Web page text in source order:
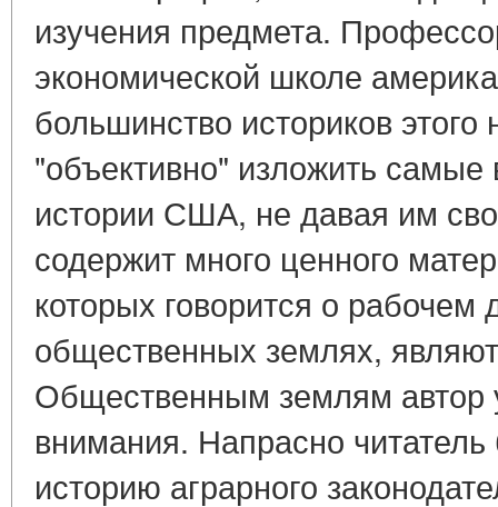
изучения предмета.
экономической школе
большинство историков этого
"объективно" изложить
истории США, не давая им
содержит много ценного
которых говорится о рабочем
общественных землях,
Общественным землям автор
внимания. Напрасно читатель
историю аграрного